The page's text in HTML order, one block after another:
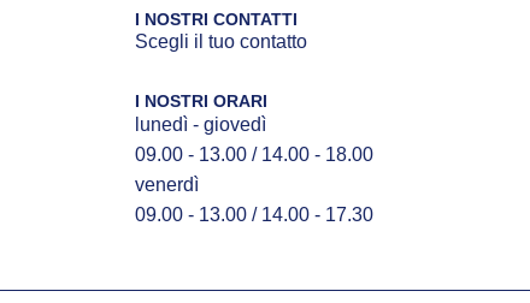
I NOSTRI CONTATTI
Scegli il tuo contatto
I NOSTRI ORARI
lunedì - giovedì
09.00 - 13.00 / 14.00 - 18.00
venerdì
09.00 - 13.00 / 14.00 - 17.30